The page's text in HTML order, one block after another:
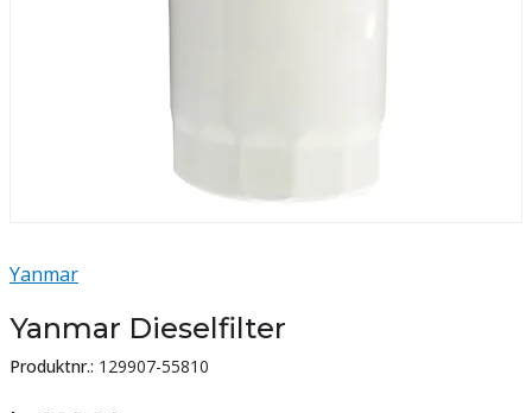
Yanmar
Yanmar Dieselfilter
Produktnr.: 129907-55810